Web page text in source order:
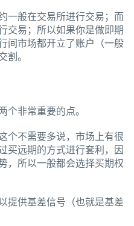
一般在交易所进行交易；而
交易；所以如果你是做即期
间市场都开立了账户（一般
割。
个非常重要的点。
个不需要多说，市场上有很
买远期的方式进行套利，因
，所以一般都会选择买期权
提供基差信号（也就是基差